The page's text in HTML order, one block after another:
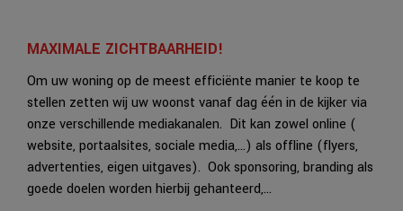
MAXIMALE ZICHTBAARHEID!
Om uw woning op de meest efficiënte manier te koop te
stellen zetten wij uw woonst vanaf dag één in de kijker via
onze verschillende mediakanalen. Dit kan zowel online (
website, portaalsites, sociale media,…) als offline (flyers,
advertenties, eigen uitgaves). Ook sponsoring, branding als
goede doelen worden hierbij gehanteerd,…